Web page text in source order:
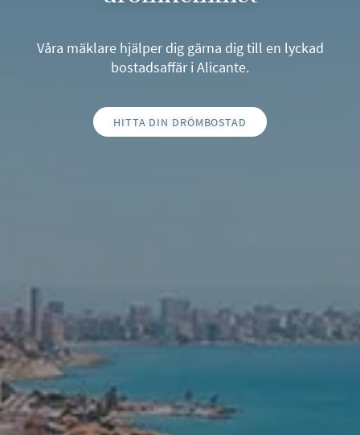
Våra mäklare hjälper dig gärna dig till en lyckad
bostadsaffär i Alicante.
HITTA DIN DRÖMBOSTAD